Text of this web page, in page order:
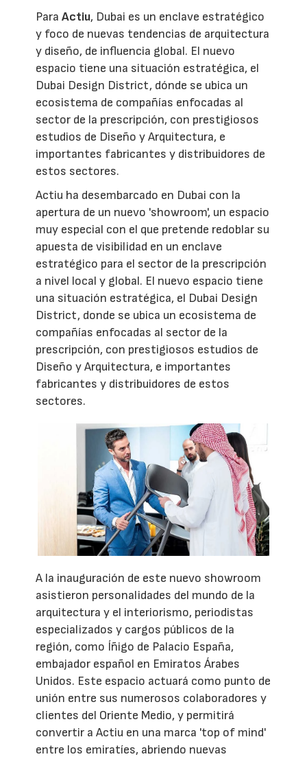
ParaActiu, Dubai es un enclave estratégico
y foco de nuevas tendencias de arquitectura
y diseño, de influencia global. El nuevo
espacio tiene una situación estratégica, el
Dubai Design District, dónde se ubica un
ecosistema de compañías enfocadas al
sector de la prescripción, con prestigiosos
estudios de Diseño y Arquitectura, e
importantes fabricantes y distribuidores de
estos sectores.
Actiu ha desembarcado en Dubai con la
apertura de un nuevo 'showroom', un espacio
muy especial con el que pretende redoblar su
apuesta de visibilidad en un enclave
estratégico para el sector de la prescripción
a nivel local y global. El nuevo espacio tiene
una situación estratégica, el Dubai Design
District, donde se ubica un ecosistema de
compañías enfocadas al sector de la
prescripción, con prestigiosos estudios de
Diseño y Arquitectura, e importantes
fabricantes y distribuidores de estos
sectores.
A la inauguración de este nuevo showroom
asistieron personalidades del mundo de la
arquitectura y el interiorismo, periodistas
especializados y cargos públicos de la
región, como Íñigo de Palacio España,
embajador español en Emiratos Árabes
Unidos. Este espacio actuará como punto de
unión entre sus numerosos colaboradores y
clientes del Oriente Medio, y permitirá
convertir a Actiu en una marca 'top of mind'
entre los emiratíes, abriendo nuevas